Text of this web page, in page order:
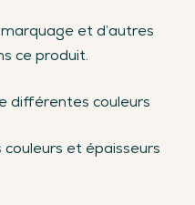
et d’autres
ce produit.
différentes couleurs
et épaisseurs